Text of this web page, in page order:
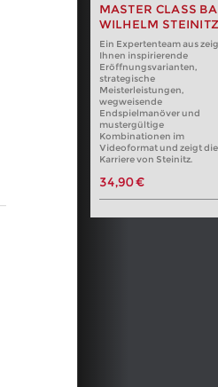
MASTER CLASS
WILHELM STEINITZ
Ein Expertenteam aus
Ihnen inspirierende
Eröffnungsvarianten,
strategische
Meisterleistungen,
wegweisende
Endspielmanöver und
mustergültige
Kombinationen im
Videoformat und zeigt
Karriere von Steinitz.
34,90 €